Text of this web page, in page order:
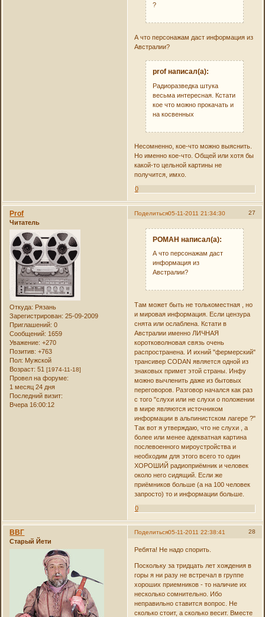
?
А что персонажам даст информация из
Австралии?
prof написал(а):
Радиоразведка штука
весьма интересная. Кстати
кое что можно прокачать и
на косвенных
Несомненно, кое-что можно выяснить.
Но именно кое-что. Общей или хотя бы
какой-то цельной картины не
получится, имхо.
0
Поделиться 27
05-11-2011 21:34:30
Prof
Читатель
Откуда: Рязань
Зарегистрирован: 25-09-2009
Приглашений: 0
Сообщений: 1659
Уважение: +270
Позитив: +763
Пол: Мужской
Возраст: 51[1974-11-18]
Провел на форуме:
1 месяц 24 дня
Последний визит:
Вчера 16:00:12
РОMAH написал(а):
А что персонажам даст
информация из
Австралии?
Там может быть не толькоместная , но
и мировая информация. Если цензура
снята или ослаблена. Кстати в
Австралии именно ЛИЧНАЯ
коротковолновая связь очень
распространена. И ихний "фермерский"
трансивер CODAN является одной из
знаковых примет этой страны. Инфу
можно вычленить даже из бытовых
переговоров. Разговор начался как раз
с того "слухи или не слухи о положении
в мире являются источником
информации в альпинистском лагере ?"
Так вот я утверждаю, что не слухи , а
более или менее адекватная картина
послевоенного мироустройства и
необходим для этого всего то один
ХОРОШИЙ радиоприёмник и человек
около него сидящий. Если же
приёмников больше (а на 100 человек
запросто) то и информации больше.
0
Поделиться 28
05-11-2011 22:38:41
ВВГ
Старый Йети
Ребята! Не надо спорить.
Поскольку за тридцать лет хождения в
горы я ни разу не встречал в группе
хороших приемников - то наличие их
несколько сомнительно. Ибо
неправильно ставится вопрос. Не
сколько стоит, а сколько весит. Вместе